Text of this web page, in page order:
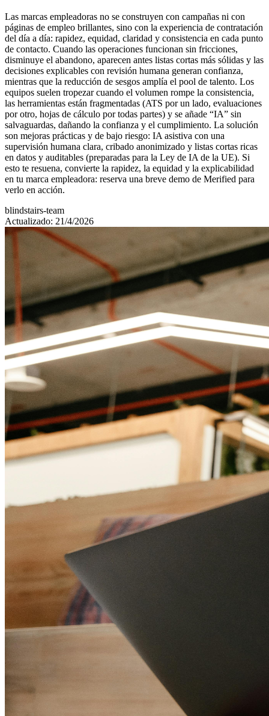
Las marcas empleadoras no se construyen con campañas ni con
páginas de empleo brillantes, sino con la experiencia de contratación
del día a día: rapidez, equidad, claridad y consistencia en cada punto
de contacto. Cuando las operaciones funcionan sin fricciones,
disminuye el abandono, aparecen antes listas cortas más sólidas y las
decisiones explicables con revisión humana generan confianza,
mientras que la reducción de sesgos amplía el pool de talento. Los
equipos suelen tropezar cuando el volumen rompe la consistencia,
las herramientas están fragmentadas (ATS por un lado, evaluaciones
por otro, hojas de cálculo por todas partes) y se añade “IA” sin
salvaguardas, dañando la confianza y el cumplimiento. La solución
son mejoras prácticas y de bajo riesgo: IA asistiva con una
supervisión humana clara, cribado anonimizado y listas cortas ricas
en datos y auditables (preparadas para la Ley de IA de la UE). Si
esto te resuena, convierte la rapidez, la equidad y la explicabilidad
en tu marca empleadora: reserva una breve demo de Merified para
verlo en acción.
blindstairs-team
Actualizado: 21/4/2026